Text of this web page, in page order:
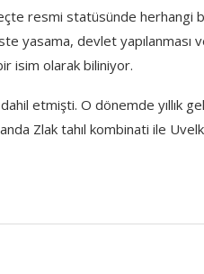
resmi statüsünde herhangi
yasama, devlet yapılanması
isim olarak biliniyor.
etmişti. O dönemde yıllık
Zlak tahıl kombinati ile